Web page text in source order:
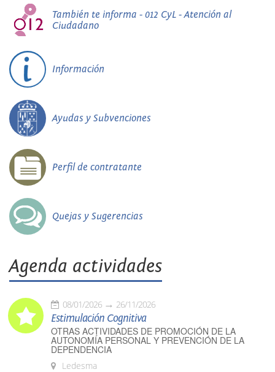
También te informa - 012 CyL - Atención al
Ciudadano
Información
Ayudas y Subvenciones
Perfil de contratante
Quejas y Sugerencias
Agenda actividades
08/01/2026 26/11/2026
Estimulación Cognitiva
OTRAS ACTIVIDADES DE PROMOCIÓN DE LA
AUTONOMÍA PERSONAL Y PREVENCIÓN DE LA
DEPENDENCIA
Ledesma